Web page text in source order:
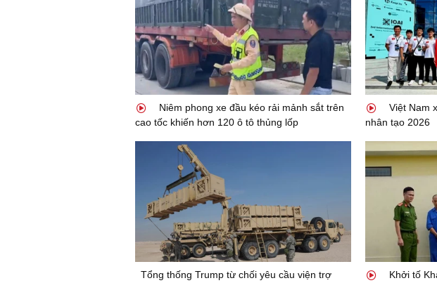
Niêm phong xe đầu kéo rải mảnh sắt trên
cao tốc khiến hơn 120 ô tô thủng lốp
Việt Nam
nhân tạo 2026
Tổng thống Trump từ chối yêu cầu viện trợ
Khởi tố